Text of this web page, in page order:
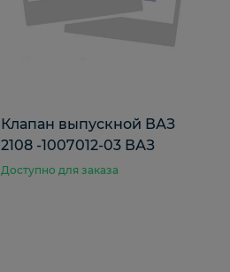
Клапан выпускной ВАЗ
2108 -1007012-03 ВАЗ
Доступно для заказа